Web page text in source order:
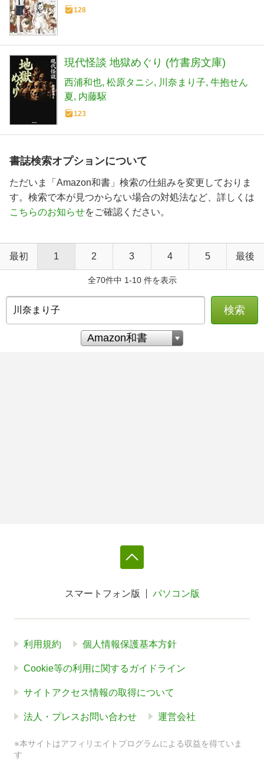
128
現代怪談 地獄めぐり (竹書房文庫)
西浦和也 松原タニシ 川奈まり子 牛抱せん
夏 内藤駆
123
書誌検索オプションについて
ただいま「Amazon和書」検索の仕組みを変更しておりま
す。検索で本が見つからない場合の対処法など、詳しくは
こちらのお知らせをご確認ください。
最初 1 2 3 4 5 最後
全70件中 1-10 件を表示
検索
スマートフォン版 パソコン版
利用規約 個人情報保護基本方針
Cookie等の利用に関するガイドライン
サイトアクセス情報の取得について
法人・プレスお問い合わせ 運営会社
※本サイトはアフィリエイトプログラムによる収益を得ていま
す